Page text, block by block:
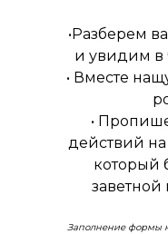
Заполнение формы
•Разберем
и увидим в
• Вместе
•
действий
который